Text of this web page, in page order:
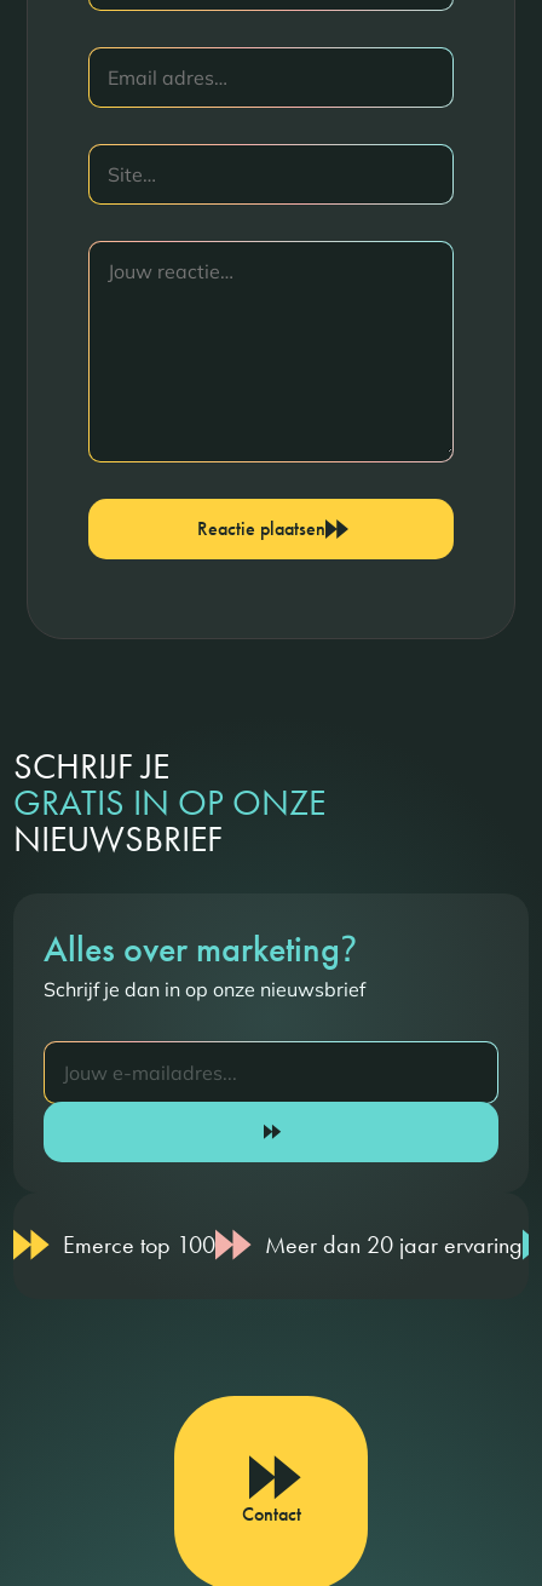
Reactie plaatsen
SCHRIJF JE
GRATIS IN OP ONZE
NIEUWSBRIEF
Alles over marketing?
Schrijf je dan in op onze nieuwsbrief
Emerce top 100 Meer dan 20 jaar ervaring
Contact